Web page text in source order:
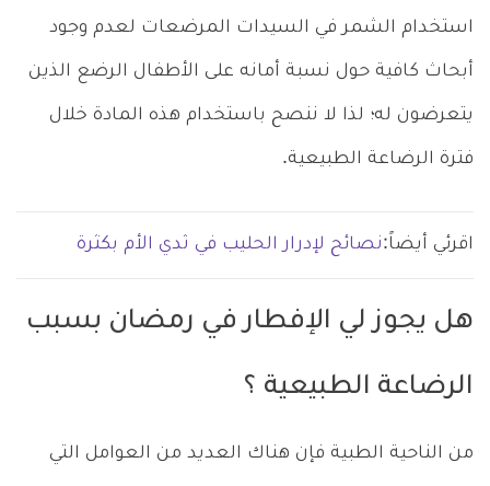
استخدام الشمر في السيدات المرضعات لعدم وجود
أبحاث كافية حول نسبة أمانه على الأطفال الرضع الذين
يتعرضون له؛ لذا لا ننصح باستخدام هذه المادة خلال
فترة الرضاعة الطبيعية.
اقرئي أيضاً:نصائح لإدرار الحليب في ثدي الأم بكثرة
هل يجوز لي الإفطار في رمضان بسبب
الرضاعة الطبيعية ؟
من الناحية الطبية فإن هناك العديد من العوامل التي